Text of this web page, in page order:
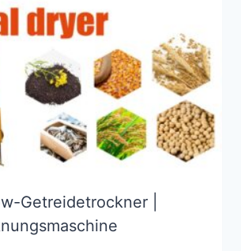
Getreidetrockner |